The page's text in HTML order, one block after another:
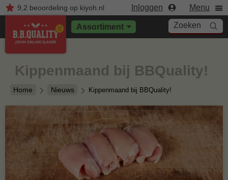
9,2 beoordelingop kiyoh.nl Inloggen Menu
Assortiment Zoeken
Home Nieuws Kippenmaand bij BBQuality!
Kippenmaand bij BBQuality!